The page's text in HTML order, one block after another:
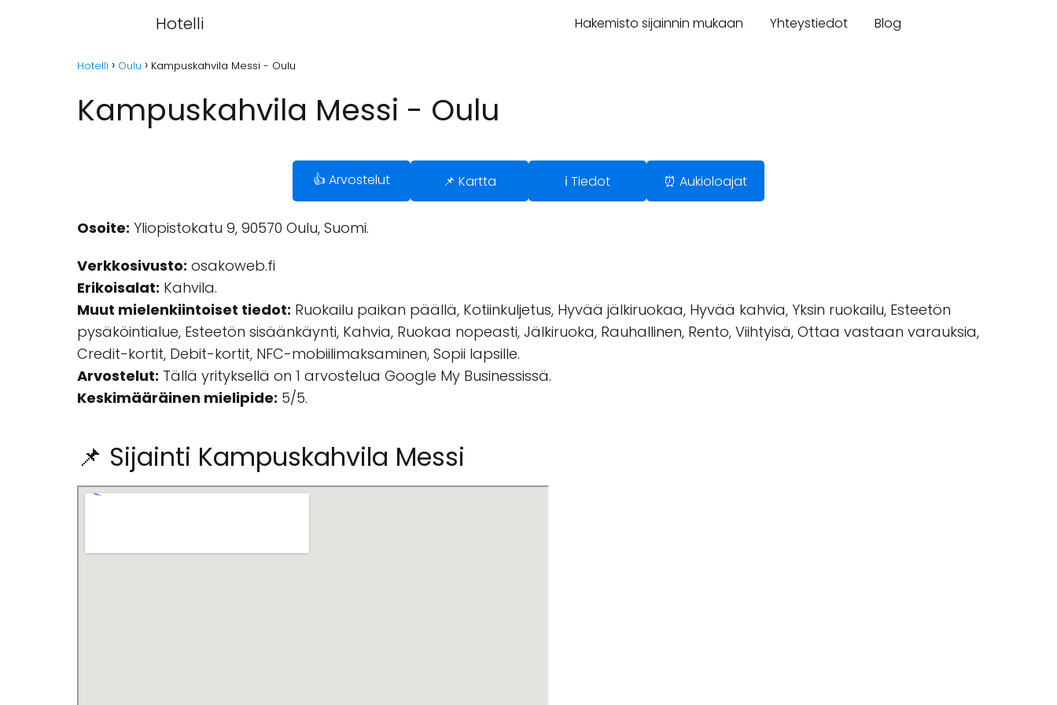
Hotelli Hakemisto sijainnin mukaan Yhteystiedot Blog
Hotelli Oulu Kampuskahvila Messi - Oulu
Kampuskahvila Messi - Oulu
👍 Arvostelut 📌 Kartta ℹ️ Tiedot ⏰ Aukioloajat
Osoite: Yliopistokatu 9, 90570 Oulu, Suomi.
Verkkosivusto: osakoweb.fi
Erikoisalat: Kahvila.
Muut mielenkiintoiset tiedot: Ruokailu paikan päällä, Kotiinkuljetus, Hyvää jälkiruokaa, Hyvää kahvia, Yksin ruokailu, Esteetön
pysäköintialue, Esteetön sisäänkäynti, Kahvia, Ruokaa nopeasti, Jälkiruoka, Rauhallinen, Rento, Viihtyisä, Ottaa vastaan varauksia,
Credit-kortit, Debit-kortit, NFC-mobiilimaksaminen, Sopii lapsille.
Arvostelut: Tällä yrityksellä on 1 arvostelua Google My Businessissä.
Keskimääräinen mielipide: 5/5.
📌 Sijainti Kampuskahvila Messi